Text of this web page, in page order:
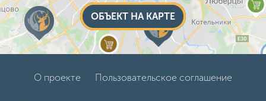
ОБЪЕКТ НА КАРТЕ
О проекте Пользовательское соглашение